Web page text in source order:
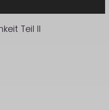
Teil II